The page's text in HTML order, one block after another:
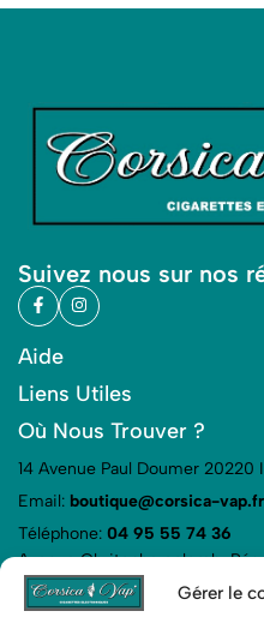
Gérer le
Suivez nous sur nos
Aide
Liens Utiles
Où Nous Trouver ?
14 Avenue Paul Doumer 20220
Email: boutique@corsica-vap.fr
Téléphone: 04 95 55 74 36
Avenue Chritophe colomb,
Email:boutique@corsica-vap.fr